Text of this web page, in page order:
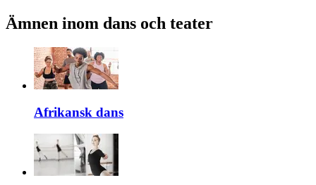
Ämnen inom dans och teater
Afrikansk dans